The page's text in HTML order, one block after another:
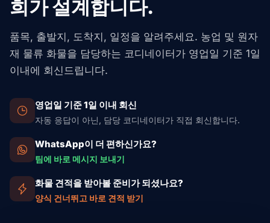
희가 설계합니다.
품목, 출발지, 도착지, 일정을 알려주세요. 농업 및 원자
재 물류 화물을 담당하는 코디네이터가 영업일 기준 1일
이내에 회신드립니다.
영업일 기준 1일 이내 회신
자동 응답이 아닌, 담당 코디네이터가 직접 회신합니다.
WhatsApp이 더 편하신가요?
팀에 바로 메시지 보내기
화물 견적을 받아볼 준비가 되셨나요?
양식 건너뛰고 바로 견적 받기